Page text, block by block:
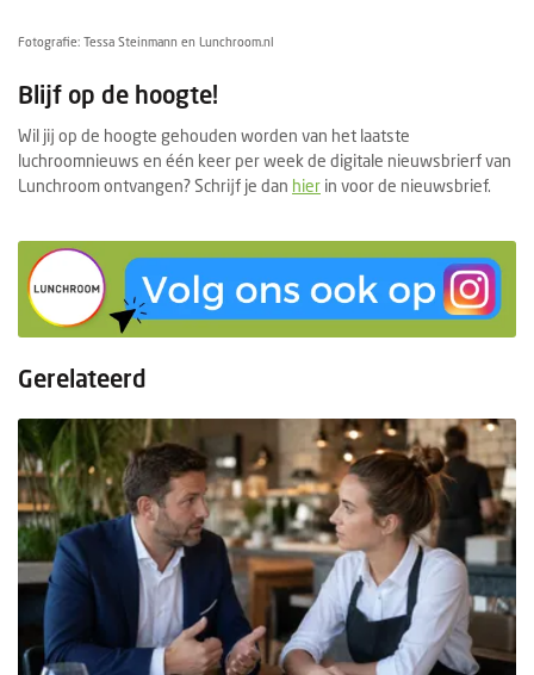
Fotografie: Tessa Steinmann en Lunchroom.nl
Blijf op de hoogte!
Wil jij op de hoogte gehouden worden van het laatste
luchroomnieuws en één keer per week de digitale nieuwsbrierf van
Lunchroom ontvangen? Schrijf je dan hier in voor de nieuwsbrief.
Gerelateerd